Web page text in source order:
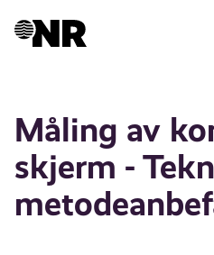
Måling av
skjerm -